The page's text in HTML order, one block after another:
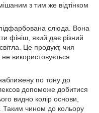
з тим же відтінком
слюда. Вона
фініш, який дає різний
Це продукт, чия
використовується
по тону до
допоможе добитися
видно колір основи,
Таким чином до кольору